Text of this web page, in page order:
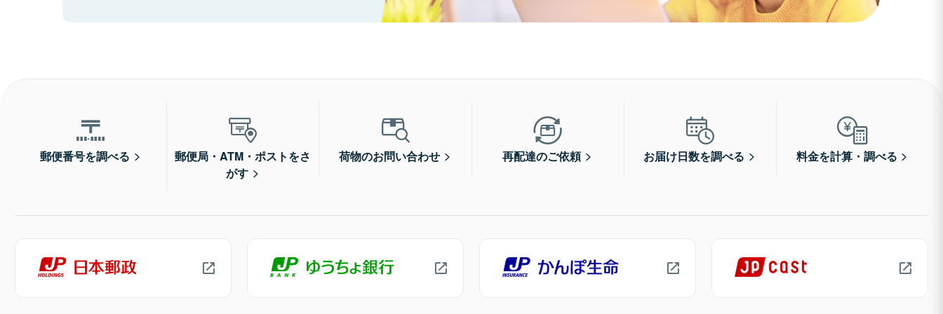
郵便番号を調べる
郵便局・ATM・ポストをさ
がす
荷物のお問い合わせ 再配達のご依頼 お届け日数を調べる 料金を計算・調べる